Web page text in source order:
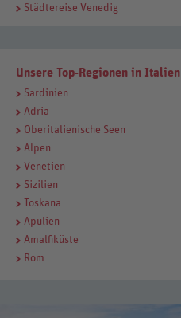
Städtereise Venedig
Unsere Top-Regionen in Italien
Sardinien
Adria
Oberitalienische Seen
Alpen
Venetien
Sizilien
Toskana
Apulien
Amalfiküste
Rom